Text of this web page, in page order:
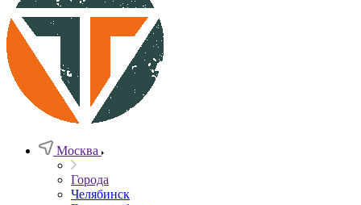
Москва
Города
Челябинск